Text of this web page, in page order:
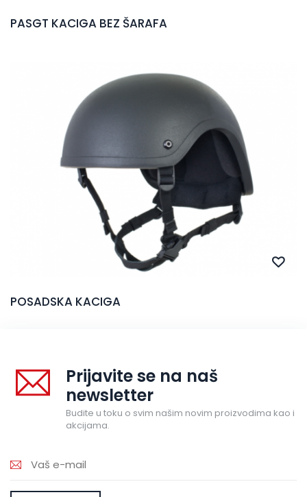
PASGT KACIGA BEZ ŠARAFA
POSADSKA KACIGA
Prijavite se na naš
newsletter
Budite u toku o svim našim novim proizvodima kao i
akcijama.